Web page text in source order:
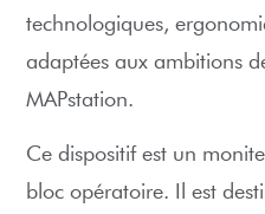
technologiques,
adaptées aux ambitions
MAPstation.
Ce dispositif est un
bloc opératoire. Il est